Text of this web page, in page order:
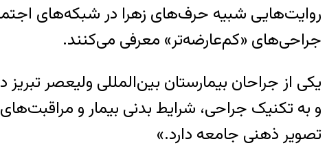
روایت‌هایی شبیه حرف‌های زهرا در شبکه‌های
جراحی‌های «کم‌عارضه‌تر» معرفی می‌کنند.
یکی از جراحان بیمارستان بین‌المللی ولیعصر
و به تکنیک جراحی، شرایط بدنی بیمار و
تصویر ذهنی جامعه دارد.»